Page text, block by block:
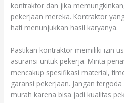
kontraktor dan jika
pekerjaan mereka. Kontraktor
hati menunjukkan hasil karyanya.
Pastikan kontraktor memiliki izin
asuransi untuk pekerja. Minta
mencakup spesifikasi material,
garansi pekerjaan. Jangan
murah karena bisa jadi kualitas